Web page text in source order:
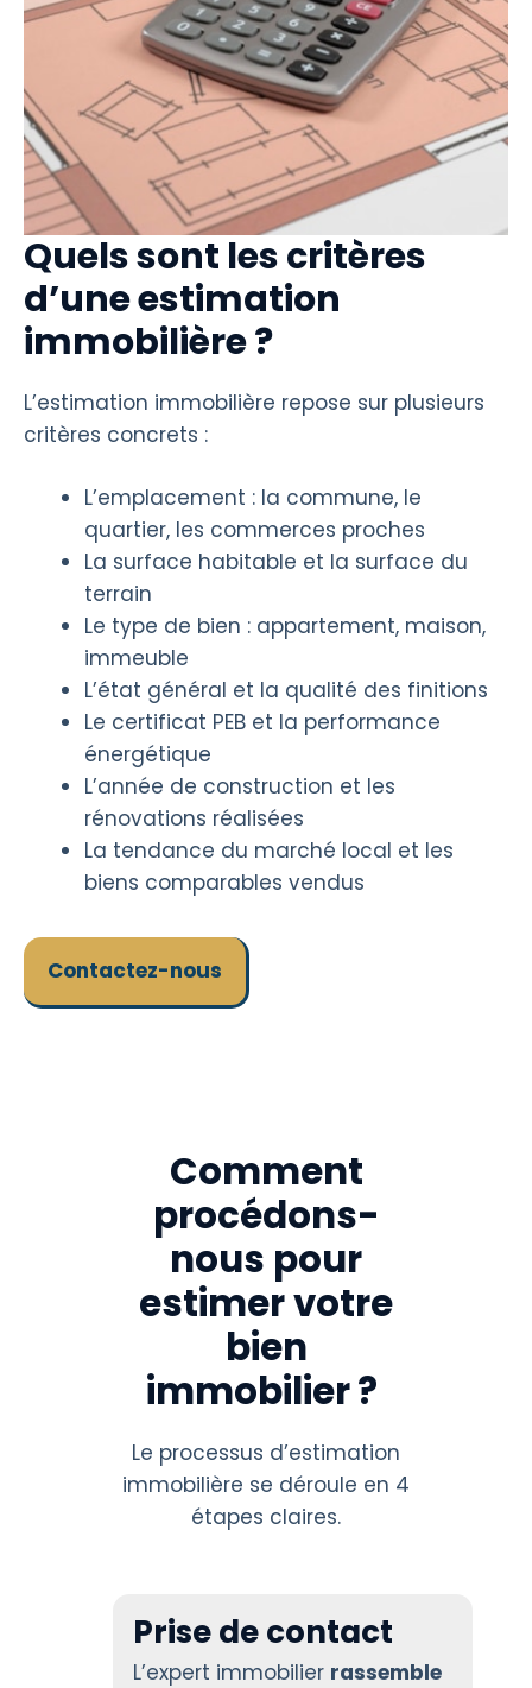
Quels sont les critères
d’une estimation
immobilière ?
L’estimation immobilière repose sur plusieurs
critères concrets :
L’emplacement : la commune, le
quartier, les commerces proches
La surface habitable et la surface du
terrain
Le type de bien : appartement, maison,
immeuble
L’état général et la qualité des finitions
Le certificat PEB et la performance
énergétique
L’année de construction et les
rénovations réalisées
La tendance du marché local et les
biens comparables vendus
Contactez-nous
Comment
procédons-
nous pour
estimer votre
bien
immobilier ?
Le processus d’estimation
immobilière se déroule en 4
étapes claires.
Prise de contact
L’expert immobilier rassemble